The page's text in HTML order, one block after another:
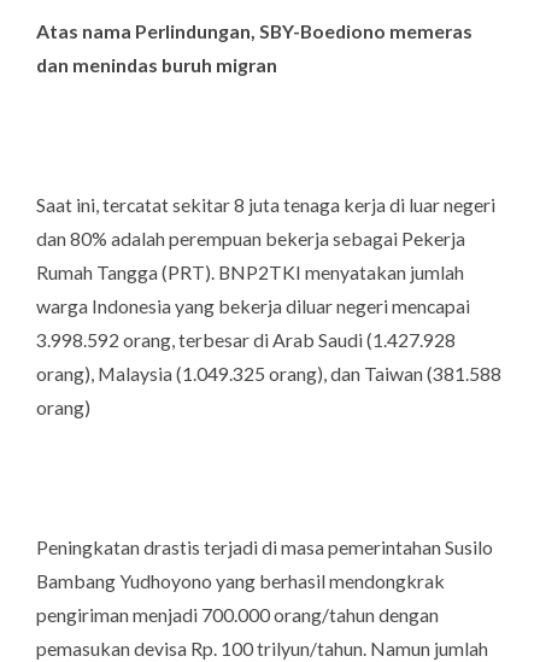
Atas nama Perlindungan, SBY-Boediono memeras
dan menindas buruh migran
Saat ini, tercatat sekitar 8 juta tenaga kerja di luar negeri
dan 80% adalah perempuan bekerja sebagai Pekerja
Rumah Tangga (PRT). BNP2TKI menyatakan jumlah
warga Indonesia yang bekerja diluar negeri mencapai
3.998.592 orang, terbesar di Arab Saudi (1.427.928
orang), Malaysia (1.049.325 orang), dan Taiwan (381.588
orang)
Peningkatan drastis terjadi di masa pemerintahan Susilo
Bambang Yudhoyono yang berhasil mendongkrak
pengiriman menjadi 700.000 orang/tahun dengan
pemasukan devisa Rp. 100 trilyun/tahun. Namun jumlah